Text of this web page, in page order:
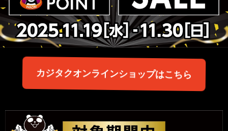
カジタクオンラインショップはこちら